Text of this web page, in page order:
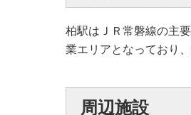
柏駅はＪＲ常磐線の主
業エリアとなっており
周辺施設